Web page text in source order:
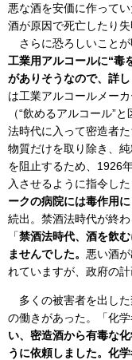
悪な酒を安価に作って
酒が原因で死亡したり
さらに恐ろしいことが
工業用アルコールに“毒
がありそうなので、詳し
は工業アルコールメー
（“飲めるアルコール”
法時代に入って密造者
物質だけを取り除き、
を阻止するため、1926
入させるように指令した
ークの病院には毒作用
続出。禁酒法時代が終わ
「禁酒法時代、酒を飲
ませんでした。 悪い酒
れていますが、政府の
多くの被害者を出した
の働きがあった。「化
い、密造酒から有毒な
うに依頼しました。化